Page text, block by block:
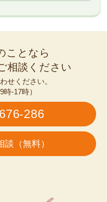
ことなら
相談ください
せください。
時-17時）
286
（無料）